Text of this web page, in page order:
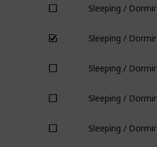
Sleeping / Dormir
Sleeping / Dormir
Sleeping / Dormir
Sleeping / Dormir
Sleeping / Dormir